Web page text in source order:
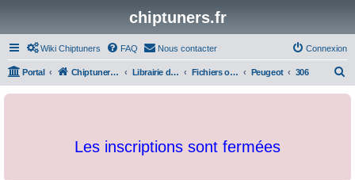
chiptuners.fr
Wiki Chiptuners FAQ Nous contacter Connexion
Portal Chiptuners.fr Librairie de documents et originaux Fichiers originaux Peugeot 306
Les inscriptions sont fermées